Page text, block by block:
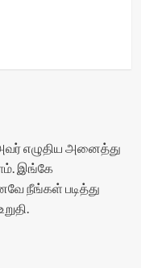
எழுதிய அனைத்து
இங்கே
நீங்கள் படித்து